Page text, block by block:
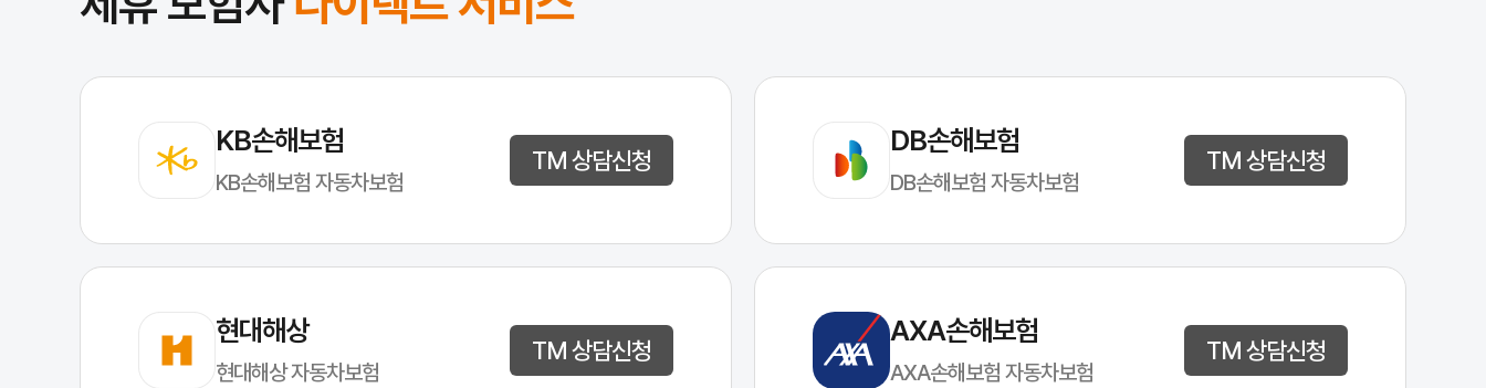
업무용 자동차보험은 개인이 소유한 승합차, 화물차 등 승용차를 제외한 자가용 차량과 법인 명의로 등록된 모든 차량을 대상으로 합니다.
각 보험은 차량의 사용 목적과 특성에 따라 보장 내용과 보험료가 다르므로, 자신의 차량 용도에 맞는 적절한 보험에 가입하는 것이 중요합니다.
자동차보험은 사고 발생 시 경제적 부담을 줄이고, 피해 복구를 지원하는 데 중요한 역할을 합니다. 차량 운행 중 사고로 인한 인명 피해와 재산 손실은 막대한 비용을 초래할 수 있으며, 자동차보험은 이러한 상황에
자동차보험이 없다면?
자동차보험이 없는 상태에서 사고가 발생하거나 피해를 당하면, 경제적, 법적 문제가 심각해질 수 있습니다. 먼저, 사고를 낸 경우 대인 및 대물 피해에 대한 모든 배상 책임을 운전자가 직접 부담해야 하며, 이는 수
자동차보험 심화정보
자동차보험에 가입하려면 먼저 자신의 차량과 운전 습관에 맞는 보험 상품을 선택해야 합니다. 이를 위해 보험사의 홈페이지, 모바일 앱, 또는 보험 대리점을 통해 다양한
KB손해보험
KB손해보험 자동차보험
TM 상담신청
DB손해보험
DB손해보험 자동차보험
TM 상담신청
현대해상
현대해상 자동차보험
TM 상담신청
AXA손해보험
AXA손해보험 자동차보험
TM 상담신청